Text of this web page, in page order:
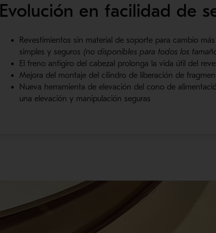
Evolución en facilidad de
Revestimientos sin material de soporte para cambio
simples y seguros (no disponibles para todos los
El freno antigiro del cabezal prolonga la vida útil del
Mejora del montaje del cilindro de liberación de
Nueva herramienta de elevación del cono de
una elevación y manipulación seguras